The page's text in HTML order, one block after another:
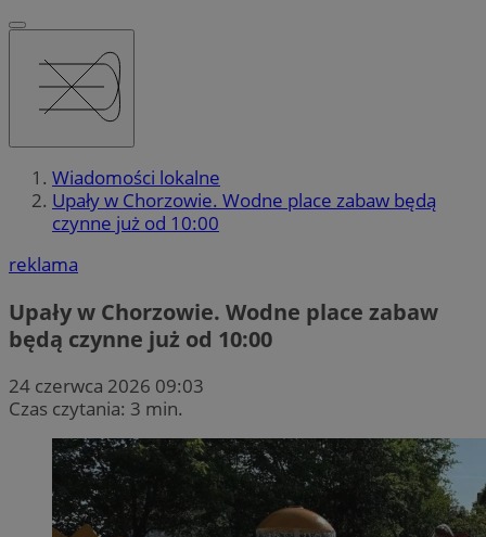
Wiadomości lokalne
Upały w Chorzowie. Wodne place zabaw będą
czynne już od 10:00
reklama
Upały w Chorzowie. Wodne place zabaw
będą czynne już od 10:00
24 czerwca 2026 09:03
Czas czytania: 3 min.